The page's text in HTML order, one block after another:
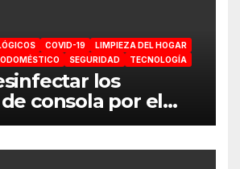
COVID-19
LIMPIEZA DEL HOGAR
SEGURIDAD TECNOLOGÍA
los
consola por el